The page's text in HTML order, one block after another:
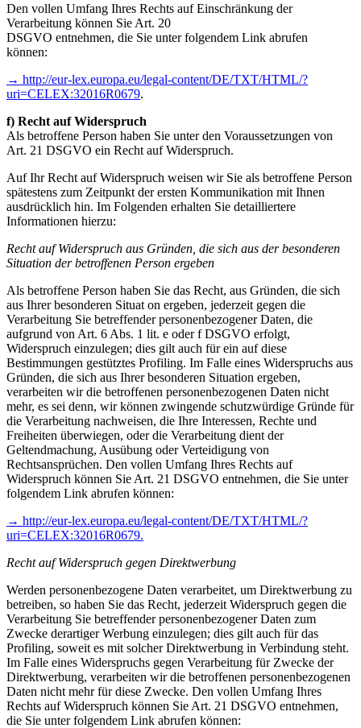
Den vollen Umfang Ihres Rechts auf Einschränkung der
Verarbeitung können Sie Art. 20
DSGVO entnehmen, die Sie unter folgendem Link abrufen
können:
→ http://eur-lex.europa.eu/legal-content/DE/TXT/HTML/?
uri=CELEX:32016R0679.
f) Recht auf Widerspruch
Als betroffene Person haben Sie unter den Voraussetzungen von
Art. 21 DSGVO ein Recht auf Widerspruch.
Auf Ihr Recht auf Widerspruch weisen wir Sie als betroffene Person
spätestens zum Zeitpunkt der ersten Kommunikation mit Ihnen
ausdrücklich hin. Im Folgenden erhalten Sie detailliertere
Informationen hierzu:
Recht auf Widerspruch aus Gründen, die sich aus der besonderen
Situation der betroffenen Person ergeben
Als betroffene Person haben Sie das Recht, aus Gründen, die sich
aus Ihrer besonderen Situat on ergeben, jederzeit gegen die
Verarbeitung Sie betreffender personenbezogener Daten, die
aufgrund von Art. 6 Abs. 1 lit. e oder f DSGVO erfolgt,
Widerspruch einzulegen; dies gilt auch für ein auf diese
Bestimmungen gestütztes Profiling. Im Falle eines Widerspruchs aus
Gründen, die sich aus Ihrer besonderen Situation ergeben,
verarbeiten wir die betroffenen personenbezogenen Daten nicht
mehr, es sei denn, wir können zwingende schutzwürdige Gründe für
die Verarbeitung nachweisen, die Ihre Interessen, Rechte und
Freiheiten überwiegen, oder die Verarbeitung dient der
Geltendmachung, Ausübung oder Verteidigung von
Rechtsansprüchen. Den vollen Umfang Ihres Rechts auf
Widerspruch können Sie Art. 21 DSGVO entnehmen, die Sie unter
folgendem Link abrufen können:
→ http://eur-lex.europa.eu/legal-content/DE/TXT/HTML/?
uri=CELEX:32016R0679.
Recht auf Widerspruch gegen Direktwerbung
Werden personenbezogene Daten verarbeitet, um Direktwerbung zu
betreiben, so haben Sie das Recht, jederzeit Widerspruch gegen die
Verarbeitung Sie betreffender personenbezogener Daten zum
Zwecke derartiger Werbung einzulegen; dies gilt auch für das
Profiling, soweit es mit solcher Direktwerbung in Verbindung steht.
Im Falle eines Widerspruchs gegen Verarbeitung für Zwecke der
Direktwerbung, verarbeiten wir die betroffenen personenbezogenen
Daten nicht mehr für diese Zwecke. Den vollen Umfang Ihres
Rechts auf Widerspruch können Sie Art. 21 DSGVO entnehmen,
die Sie unter folgendem Link abrufen können: